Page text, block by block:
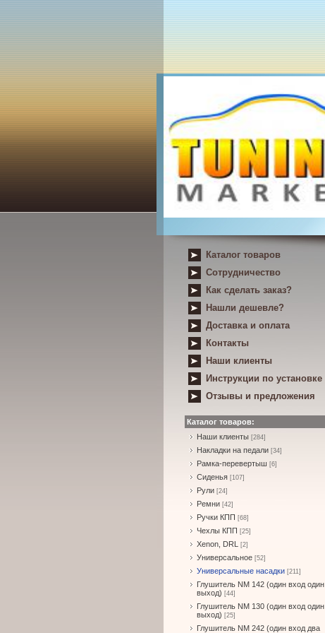
Каталог товаров
Сотрудничество
Как сделать заказ?
Нашли дешевле?
Доставка и оплата
Контакты
Наши клиенты
Инструкции по установке
Отзывы и предложения
Каталог товаров:
Наши клиенты [284]
Накладки на педали [34]
Рамка-перевертыш [6]
Сиденья [107]
Рули [24]
Ремни [42]
Ручки КПП [68]
Чехлы КПП [25]
Xenon, DRL [2]
Универсальное [52]
Универсальные насадки [211]
Глушитель NM 142 (один вход один
выход) [44]
Глушитель NM 130 (один вход один
выход) [25]
Глушитель NM 242 (один вход два